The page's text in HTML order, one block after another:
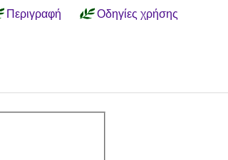
Περιγραφή Οδηγίες χρήσης